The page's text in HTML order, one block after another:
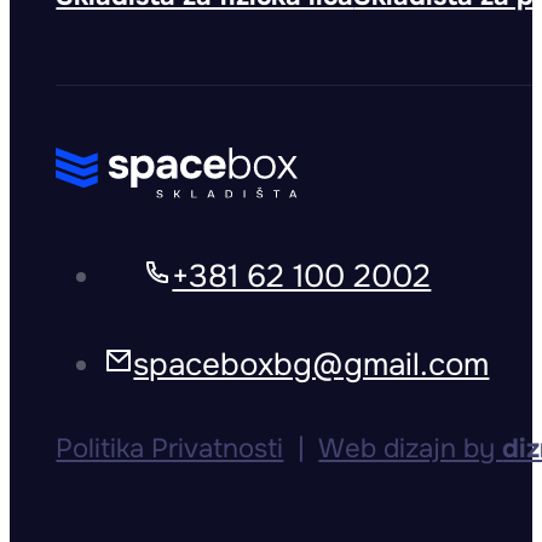
+381 62 100 2002
spaceboxbg@gmail.com
Politika Privatnosti |Web dizajn by